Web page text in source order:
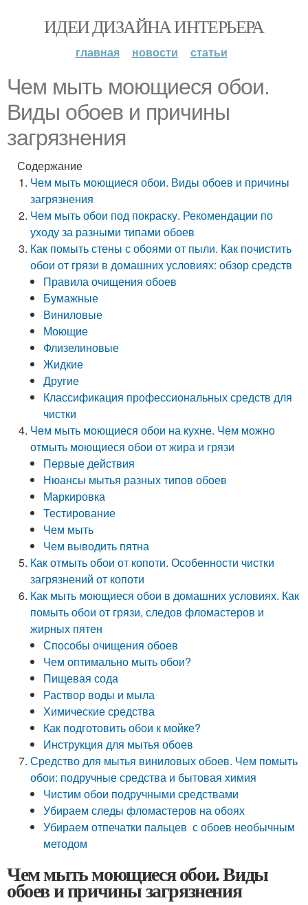
ИДЕИ ДИЗАЙНА ИНТЕРЬЕРА
главная новости статьи
Чем мыть моющиеся обои.
Виды обоев и причины
загрязнения
Содержание
Чем мыть моющиеся обои. Виды обоев и причины
загрязнения
Чем мыть обои под покраску. Рекомендации по
уходу за разными типами обоев
Как помыть стены с обоями от пыли. Как почистить
обои от грязи в домашних условиях: обзор средств
Правила очищения обоев
Бумажные
Виниловые
Моющие
Флизелиновые
Жидкие
Другие
Классификация профессиональных средств для
чистки
Чем мыть моющиеся обои на кухне. Чем можно
отмыть моющиеся обои от жира и грязи
Первые действия
Нюансы мытья разных типов обоев
Маркировка
Тестирование
Чем мыть
Чем выводить пятна
Как отмыть обои от копоти. Особенности чистки
загрязнений от копоти
Как мыть моющиеся обои в домашних условиях. Как
помыть обои от грязи, следов фломастеров и
жирных пятен
Способы очищения обоев
Чем оптимально мыть обои?
Пищевая сода
Раствор воды и мыла
Химические средства
Как подготовить обои к мойке?
Инструкция для мытья обоев
Средство для мытья виниловых обоев. Чем помыть
обои: подручные средства и бытовая химия
Чистим обои подручными средствами
Убираем следы фломастеров на обоях
Убираем отпечатки пальцев с обоев необычным
методом
Чем мыть моющиеся обои. Виды
обоев и причины загрязнения